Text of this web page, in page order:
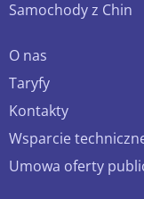
Samochody z Chin
O nas
Taryfy
Kontakty
Wsparcie
Umowa oferty